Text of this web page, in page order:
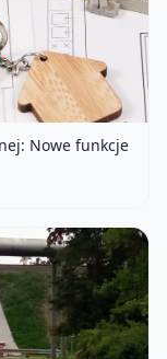
Nowe funkcje